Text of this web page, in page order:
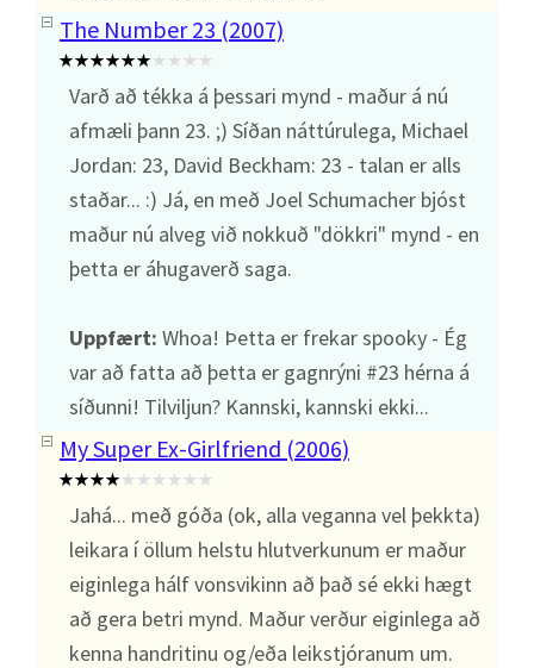
The Number 23 (2007)
Varð að tékka á þessari mynd - maður á nú
afmæli þann 23. ;) Síðan náttúrulega, Michael
Jordan: 23, David Beckham: 23 - talan er alls
staðar... :) Já, en með Joel Schumacher bjóst
maður nú alveg við nokkuð "dökkri" mynd - en
þetta er áhugaverð saga.
Uppfært: Whoa! Þetta er frekar spooky - Ég
var að fatta að þetta er gagnrýni #23 hérna á
síðunni! Tilviljun? Kannski, kannski ekki...
My Super Ex-Girlfriend (2006)
Jahá... með góða (ok, alla veganna vel þekkta)
leikara í öllum helstu hlutverkunum er maður
eiginlega hálf vonsvikinn að það sé ekki hægt
að gera betri mynd. Maður verður eiginlega að
kenna handritinu og/eða leikstjóranum um.